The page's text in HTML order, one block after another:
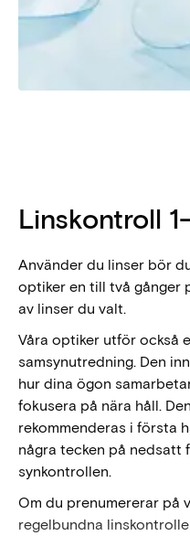
Linskontroll
Använder du linser bör
optiker en till två gånger
av linser du valt.
Våra optiker utför också
samsynutredning. Den
hur dina ögon
fokusera på nära håll.
rekommenderas i första
några tecken på nedsatt
synkontrollen.
Om du prenumererar på
regelbundna